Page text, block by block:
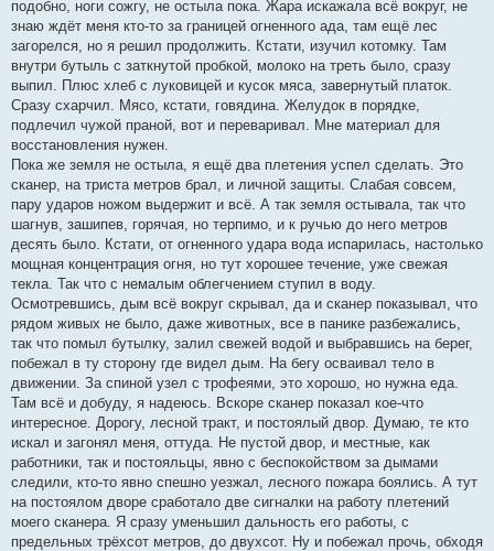
подобно, ноги сожгу, не остыла пока. Жара искажала всё вокруг, не
знаю ждёт меня кто-то за границей огненного ада, там ещё лес
загорелся, но я решил продолжить. Кстати, изучил котомку. Там
внутри бутыль с заткнутой пробкой, молоко на треть было, сразу
выпил. Плюс хлеб с луковицей и кусок мяса, завернутый платок.
Сразу схарчил. Мясо, кстати, говядина. Желудок в порядке,
подлечил чужой праной, вот и переваривал. Мне материал для
восстановления нужен.
Пока же земля не остыла, я ещё два плетения успел сделать. Это
сканер, на триста метров брал, и личной защиты. Слабая совсем,
пару ударов ножом выдержит и всё. А так земля остывала, так что
шагнув, зашипев, горячая, но терпимо, и к ручью до него метров
десять было. Кстати, от огненного удара вода испарилась, настолько
мощная концентрация огня, но тут хорошее течение, уже свежая
текла. Так что с немалым облегчением ступил в воду.
Осмотревшись, дым всё вокруг скрывал, да и сканер показывал, что
рядом живых не было, даже животных, все в панике разбежались,
так что помыл бутылку, залил свежей водой и выбравшись на берег,
побежал в ту сторону где видел дым. На бегу осваивал тело в
движении. За спиной узел с трофеями, это хорошо, но нужна еда.
Там всё и добуду, я надеюсь. Вскоре сканер показал кое-что
интересное. Дорогу, лесной тракт, и постоялый двор. Думаю, те кто
искал и загонял меня, оттуда. Не пустой двор, и местные, как
работники, так и постояльцы, явно с беспокойством за дымами
следили, кто-то явно спешно уезжал, лесного пожара боялись. А тут
на постоялом дворе сработало две сигналки на работу плетений
моего сканера. Я сразу уменьшил дальность его работы, с
предельных трёхсот метров, до двухсот. Ну и побежал прочь, обходя